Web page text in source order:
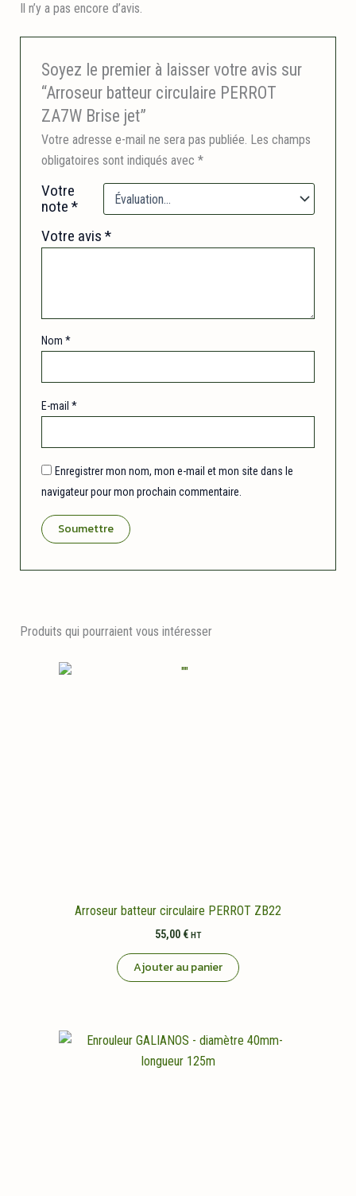
Il n’y a pas encore d’avis.
Soyez le premier à laisser votre avis sur
“Arroseur batteur circulaire PERROT
ZA7W Brise jet”
Votre adresse e-mail ne sera pas publiée. Les champs
obligatoires sont indiqués avec*
Votre
note*
Votre avis*
Nom*
E-mail*
Enregistrer mon nom, mon e-mail et mon site dans le
navigateur pour mon prochain commentaire.
Produits qui pourraient vous intéresser
Arroseur batteur circulaire PERROT ZB22
55,00 € HT
Ajouter au panier